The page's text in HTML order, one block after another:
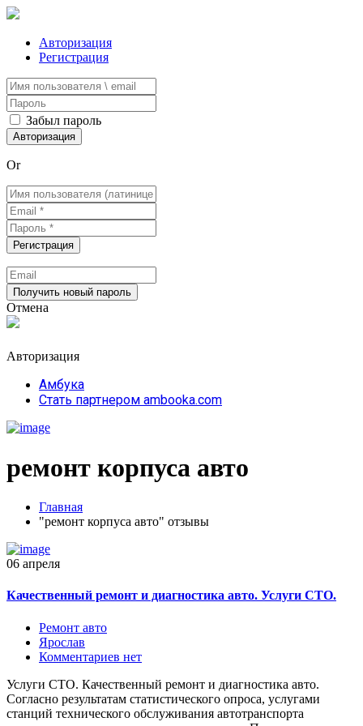
Авторизация
Регистрация
Забыл пароль
Or
Отмена
Авторизация
Амбука
Стать партнером ambooka.com
ремонт корпуса авто
Главная
"ремонт корпуса авто" отзывы
06 апреля
Качественный ремонт и диагностика авто. Услуги СТО.
Ремонт авто
Ярослав
Комментариев нет
Услуги СТО. Качественный ремонт и диагностика авто.
Согласно результатам статистического опроса, услугами
станций технического обслуживания автотранспорта